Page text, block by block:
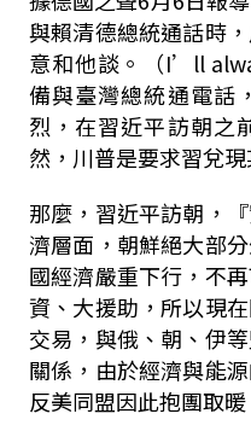
與賴清德總統通話時
意和他談。（I’ ll
備與臺灣總統通電話
烈，在習近平訪朝之
然，川普是要求習兌現
那麼，習近平訪朝，
濟層面，朝鮮絕大部
國經濟嚴重下行，不
資、大援助，所以現
交易，與俄、朝、伊
關係，由於經濟與能
反美同盟因此抱團取